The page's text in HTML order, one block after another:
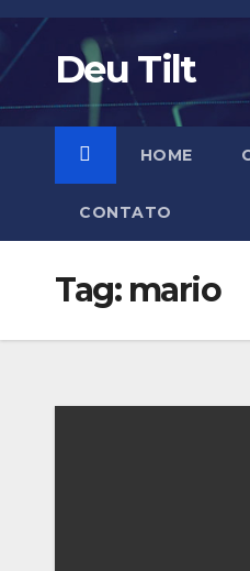
Skip
contentDeu Tilt
HOME
CONTATO
Tag: mario